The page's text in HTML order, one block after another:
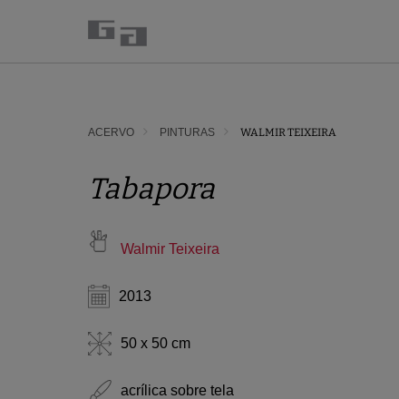
ACERVO PINTURAS WALMIR TEIXEIRA
Tabapora
Walmir Teixeira
2013
50 x 50 cm
acrílica sobre tela